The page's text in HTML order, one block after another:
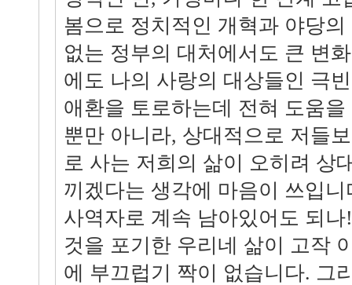
봄으로 정치적인 개혁과 야당
없는 정부의 대처에서도 큰 변
에도 나의 사랑의 대상들인 극
애환을 토로하는데 전혀 도움
뿐만 아니라, 상대적으로 저들
로 사는 저희의 삶이 오히려 상
끼겠다는 생각에 마음이 쓰입
사역자로 계속 남아있어도 되
것을 포기한 우리네 삶이 고작
에 부끄럽기 짝이 없습니다. 그